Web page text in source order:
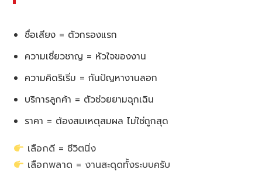
ชื่อเสียง = ตัวกรองแรก
ความเชี่ยวชาญ = หัวใจของงาน
ความคิดริเริ่ม = กันปัญหางานลอก
บริการลูกค้า = ตัวช่วยยามฉุกเฉิน
ราคา = ต้องสมเหตุสมผล ไม่ใช่ถูกสุด
เลือกดี = ชีวิตนิ่ง
เลือกพลาด = งานสะดุดทั้งระบบครับ